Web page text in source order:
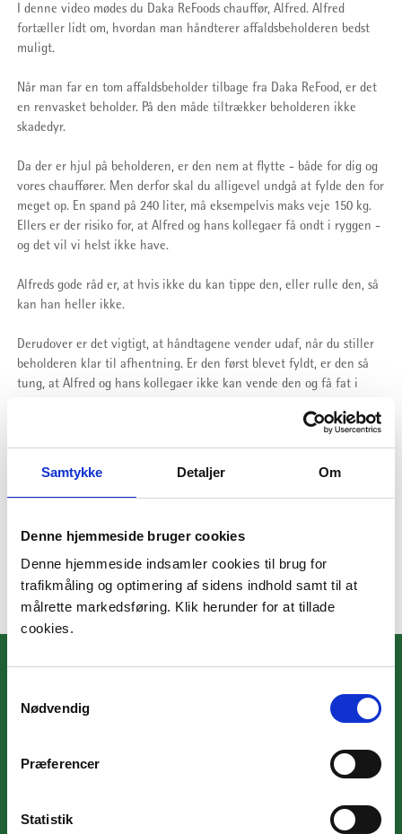
Samtykke Detaljer Om
Denne hjemmeside bruger cookies
Denne hjemmeside indsamler cookies til brug for
trafikmåling og optimering af sidens indhold samt til at
målrette markedsføring. Klik herunder for at tillade
cookies.
Nødvendig
Præferencer
Statistik
I denne video mødes du Daka ReFoods chauffør, Alfred. Alfred
fortæller lidt om, hvordan man håndterer affaldsbeholderen bedst
muligt.
Når man far en tom affaldsbeholder tilbage fra Daka ReFood, er det
en renvasket beholder. På den måde tiltrækker beholderen ikke
skadedyr.
Da der er hjul på beholderen, er den nem at flytte - både for dig og
vores chauffører. Men derfor skal du alligevel undgå at fylde den for
meget op. En spand på 240 liter, må eksempelvis maks veje 150 kg.
Ellers er der risiko for, at Alfred og hans kollegaer få ondt i ryggen -
og det vil vi helst ikke have.
Alfreds gode råd er, at hvis ikke du kan tippe den, eller rulle den, så
kan han heller ikke.
Derudover er det vigtigt, at håndtagene vender udaf, når du stiller
beholderen klar til afhentning. Er den først blevet fyldt, er den så
tung, at Alfred og hans kollegaer ikke kan vende den og få fat i
Vil du læse mere om vores forskellige ReFood-beholdere?
SE OVERSIGT